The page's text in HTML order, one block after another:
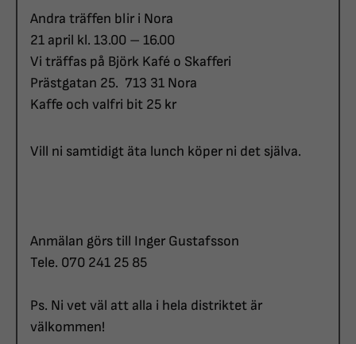
Andra träffen blir i Nora
21 april kl. 13.00 – 16.00
Vi träffas på Björk Kafé o Skafferi
Prästgatan 25. 713 31 Nora
Kaffe och valfri bit 25 kr
Vill ni samtidigt äta lunch köper ni det själva.
Anmälan görs till Inger Gustafsson
Tele. 070 241 25 85
Ps. Ni vet väl att alla i hela distriktet är
välkommen!